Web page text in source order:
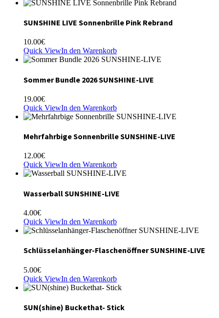
SUNSHINE LIVE Sonnenbrille Pink Rebrand
10.00€
Quick ViewIn den Warenkorb
Sommer Bundle 2026 SUNSHINE-LIVE
19.00€
Quick ViewIn den Warenkorb
Mehrfahrbige Sonnenbrille SUNSHINE-LIVE
12.00€
Quick ViewIn den Warenkorb
Wasserball SUNSHINE-LIVE
4.00€
Quick ViewIn den Warenkorb
Schlüsselanhänger-Flaschenöffner SUNSHINE-LIVE
5.00€
Quick ViewIn den Warenkorb
SUN(shine) Buckethat- Stick